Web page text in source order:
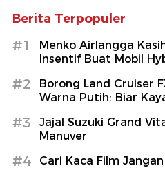
Berita Terpopuler
#1
Menko Airlangga
Insentif Buat Mobil
#2
Borong Land Cruiser
Warna Putih: Biar
#3
Jajal Suzuki Grand
Manuver
#4 Cari Kaca Film